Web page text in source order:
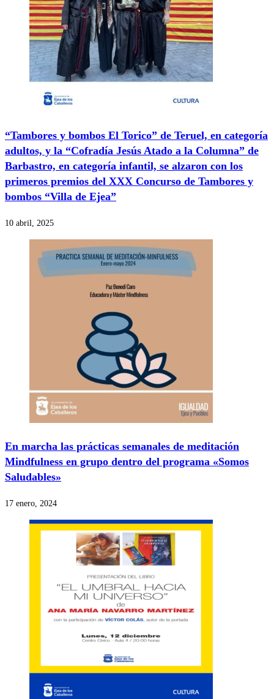
“Tambores y bombos El Torico” de Teruel, en categoría
adultos, y la “Cofradía Jesús Atado a la Columna” de
Barbastro, en categoría infantil, se alzaron con los
primeros premios del XXX Concurso de Tambores y
bombos “Villa de Ejea”
10 abril, 2025
En marcha las prácticas semanales de meditación
Mindfulness en grupo dentro del programa «Somos
Saludables»
17 enero, 2024